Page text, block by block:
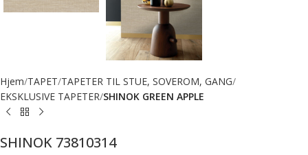
Hjem TAPET TAPETER TIL STUE, SOVEROM, GANG
EKSKLUSIVE TAPETER SHINOK GREEN APPLE
SHINOK 73810314